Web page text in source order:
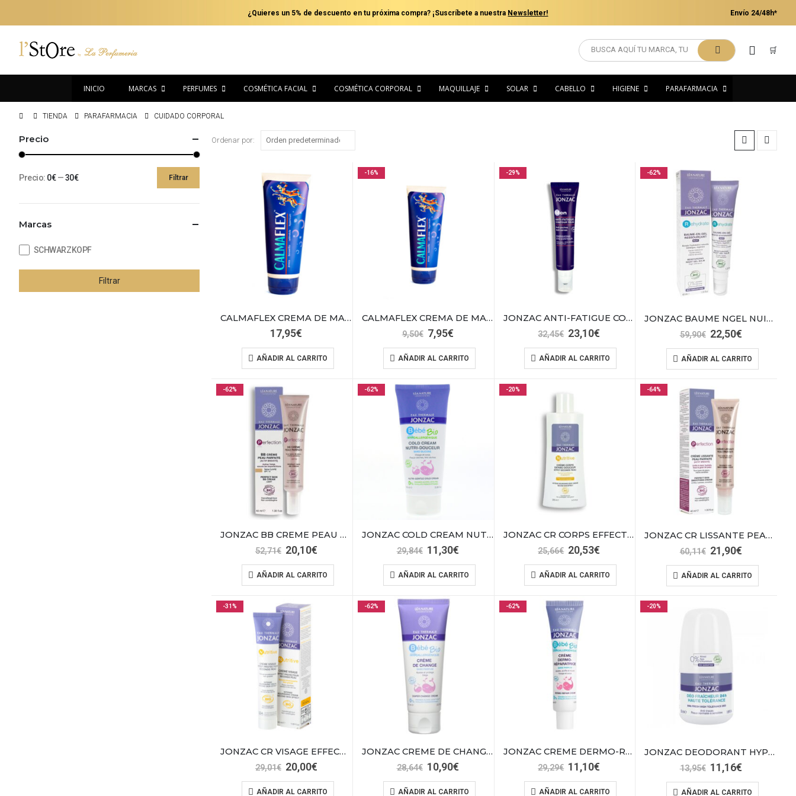
¿Quieres un 5% de descuento en tu próxima compra? ¡Suscríbete a nuestra Newsletter! Envío 24/48h*
🛒
INICIO MARCAS PERFUMES COSMÉTICA FACIAL COSMÉTICA CORPORAL MAQUILLAJE SOLAR CABELLO HIGIENE PARAFARMACIA
TIENDA PARAFARMACIA CUIDADO CORPORAL
Ordenar por:
CALMAFLEX CREMA DE MASAJE 200ML
17,95€
AÑADIR AL CARRITO
-16%
CALMAFLEX CREMA DE MASAJE 70ML
9,50€ El
original
era:
7,95€El
actual
es:
AÑADIR AL CARRITO
-29%
JONZAC ANTI-FATIGUE CONTOURN YEUX HOME15
32,45€ El
original
era:
23,10€
actual
es:
AÑADIR AL CARRITO
-62%
JONZAC BAUME NGEL NUIT H2O BIO 40 ML
59,90€ El
original
era:
22,50€El
actual
es:
AÑADIR AL CARRITO
-62%
JONZAC BB CREME PEAU TEINTE CLAIRE 01
52,71€ El
original
era:
20,10€El
actual
es:
AÑADIR AL CARRITO
-62%
JONZAC COLD CREAM NUTRI-DOUCER 100ML
29,84€ El
original
era:
11,30€El
actual
es:
AÑADIR AL CARRITO
-20%
JONZAC CR CORPS EFFECT PROTECTEUR 200ML
25,66€ El
original
era:
20,53€
actual
es:
AÑADIR AL CARRITO
-64%
JONZAC CR LISSANTE PEAU PARFAITE 40 ML
60,11€ El
original
era:
21,90€El
actual
es:
AÑADIR AL CARRITO
-31%
JONZAC CR VISAGE EFFECT PROTECTEUR 50ML
29,01€ El
original
20,00€El
actual
AÑADIR AL CARRITO
-62%
JONZAC CREME DE CHANGE 75ML
28,64€ El
original
10,90€El
actual
AÑADIR AL CARRITO
-62%
JONZAC CREME DERMO-REPARATRICE 40ML
29,29€ El
original
11,10€
actual
AÑADIR AL CARRITO
-20%
JONZAC DEODORANT HYPOALLERGENIQUE 50ML
13,95€ El
original
11,16€El
actual
AÑADIR AL CARRITO
Precio
mínimo
máximo
Filtrar
Precio: 0€—30€
Marcas
SCHWARZKOPF
Filtrar